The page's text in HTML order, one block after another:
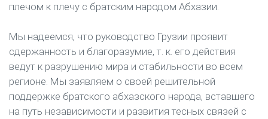
плечом к плечу с братским народом Абхазии.
Мы надеемся, что руководство Грузии проявит
сдержанность и благоразумие, т. к. его действия
ведут к разрушению мира и стабильности во всем
регионе. Мы заявляем о своей решительной
поддержке братского абхазского народа, вставшего
на путь независимости и развития тесных связей с